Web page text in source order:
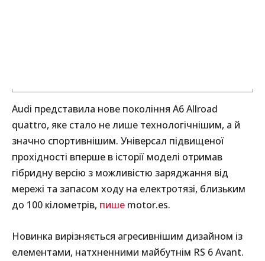
Audi представила нове покоління A6 Allroad
quattro, яке стало не лише технологічнішим, а й
значно спортивнішим. Універсал підвищеної
прохідності вперше в історії моделі отримав
гібридну версію з можливістю заряджання від
мережі та запасом ходу на електротязі, близьким
до 100 кілометрів, пише motor.es.
Новинка вирізняється агресивнішим дизайном із
елементами, натхненними майбутнім RS 6 Avant.